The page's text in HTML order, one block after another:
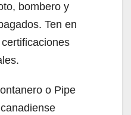
bombero y
Ten en
o Pipe